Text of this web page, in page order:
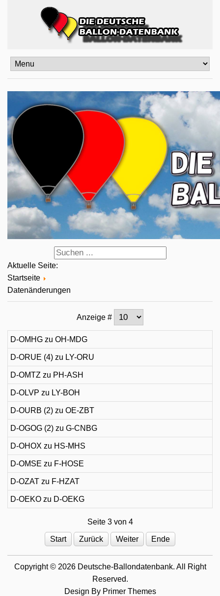
Aktuelle Seite:
Startseite
Datenänderungen
Anzeige #
D-OMHG zu OH-MDG
D-ORUE (4) zu LY-ORU
D-OMTZ zu PH-ASH
D-OLVP zu LY-BOH
D-OURB (2) zu OE-ZBT
D-OGOG (2) zu G-CNBG
D-OHOX zu HS-MHS
D-OMSE zu F-HOSE
D-OZAT zu F-HZAT
D-OEKO zu D-OEKG
Seite 3 von 4
Start Zurück Weiter Ende
Copyright © 2026 Deutsche-Ballondatenbank. All Right
Reserved.
Design By Primer Themes